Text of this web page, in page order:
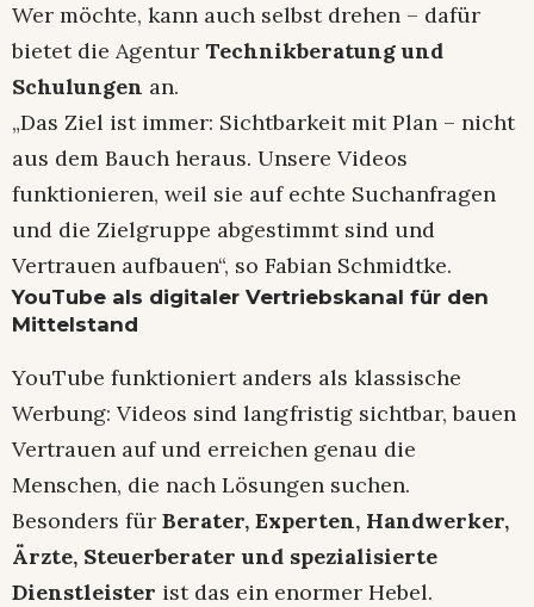
Wer möchte, kann auch selbst drehen – dafür
bietet die Agentur Technikberatung und
Schulungen an.
„Das Ziel ist immer: Sichtbarkeit mit Plan – nicht
aus dem Bauch heraus. Unsere Videos
funktionieren, weil sie auf echte Suchanfragen
und die Zielgruppe abgestimmt sind und
Vertrauen aufbauen“, so Fabian Schmidtke.
YouTube als digitaler Vertriebskanal für den
Mittelstand
YouTube funktioniert anders als klassische
Werbung: Videos sind langfristig sichtbar, bauen
Vertrauen auf und erreichen genau die
Menschen, die nach Lösungen suchen.
Besonders für Berater, Experten, Handwerker,
Ärzte, Steuerberater und spezialisierte
Dienstleister ist das ein enormer Hebel.